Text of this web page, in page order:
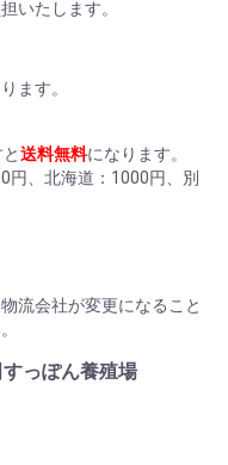
いたします。
ます。
送料無料になります。
円、北海道：1000円、別
流会社が変更になること
っぽん養殖場